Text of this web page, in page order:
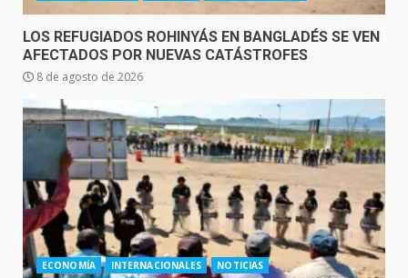
LOS REFUGIADOS ROHINYÁS EN BANGLADÉS SE VEN
AFECTADOS POR NUEVAS CATÁSTROFES
8 de agosto de 2026
ECONOMÍA INTERNACIONALES
NOTICIAS